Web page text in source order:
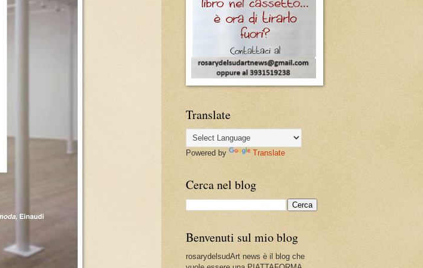
Translate
Powered by Translate
Cerca nel blog
Benvenuti sul mio blog
rosarydelsudArt news è il blog che